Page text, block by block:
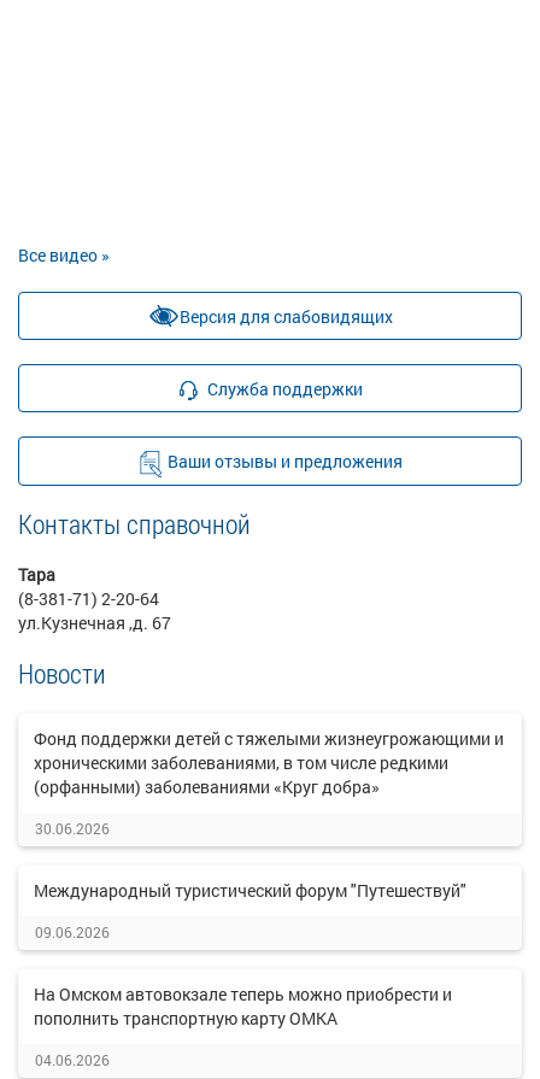
Все видео »
Версия для слабовидящих
Служба поддержки
Ваши отзывы и предложения
Контакты справочной
Тара
(8-381-71) 2-20-64
ул.Кузнечная ,д. 67
Новости
Фонд поддержки детей с тяжелыми жизнеугрожающими и
хроническими заболеваниями, в том числе редкими
(орфанными) заболеваниями «Круг добра»
30.06.2026
Международный туристический форум "Путешествуй"
09.06.2026
На Омском автовокзале теперь можно приобрести и
пополнить транспортную карту ОМКА
04.06.2026